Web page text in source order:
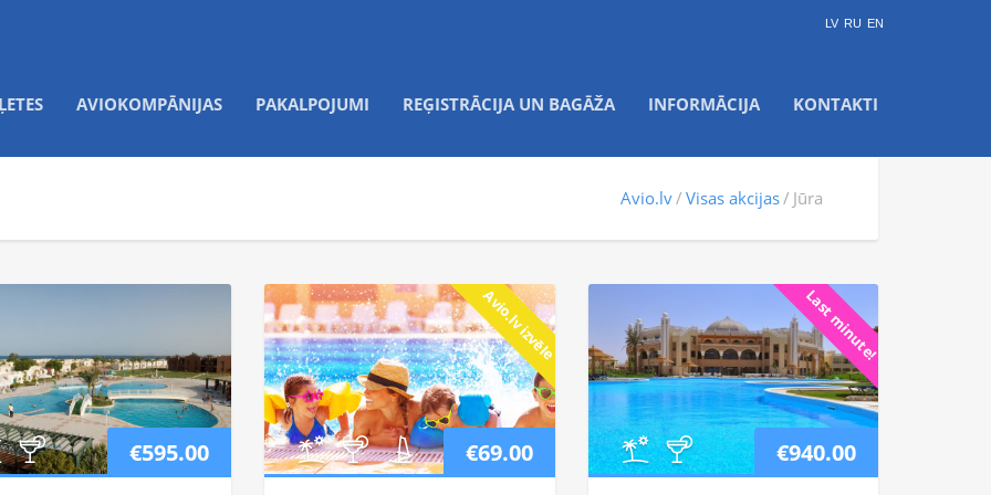
LV RU EN
AVIOKOMPĀNIJAS PAKALPOJUMI REĢISTRĀCIJA UN BAGĀŽA INFORMĀCIJA KONTAKTI
Avio.lv Visas akcijas Jūra
€595.00
Avio.lv izvēle
€69.00
Last minute!
€940.00